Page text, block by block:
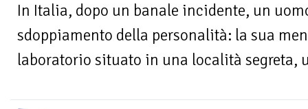
In Italia, dopo un banale incidente, un
sdoppiamento della personalità: la sua
laboratorio situato in una località segreta,